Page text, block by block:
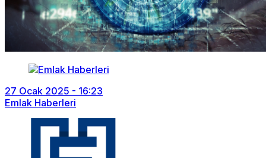
27 Ocak 2025 - 16:23
Emlak Haberleri